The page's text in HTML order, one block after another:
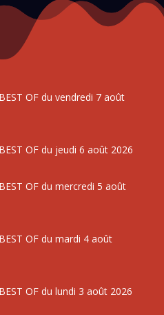
OF du vendredi 7 août
OF du jeudi 6 août 2026
OF du mercredi 5 août
OF du mardi 4 août
OF du lundi 3 août 2026